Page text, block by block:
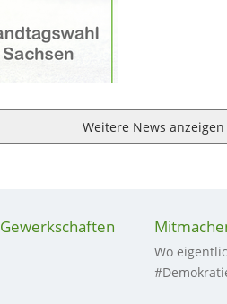
Weitere News anzeigen
Gewerkschaften
Wo